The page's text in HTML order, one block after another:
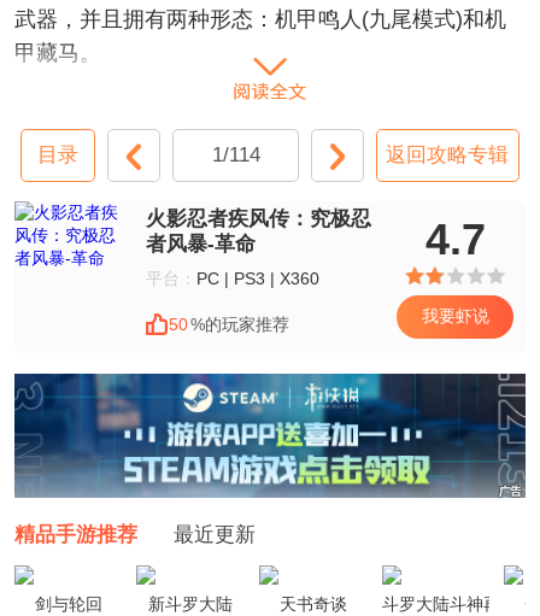
武器，并且拥有两种形态：机甲鸣人(九尾模式)和机
甲藏马。
目录 1/114 返回攻略专辑
火影忍者疾风传：究极忍
者风暴-革命
平台： PC | PS3 | X360
50%的玩家推荐
4.7
我要虾说
精品手游推荐 最近更新
剑与轮回 新斗罗大陆 天书奇谈 斗罗大陆斗神再临